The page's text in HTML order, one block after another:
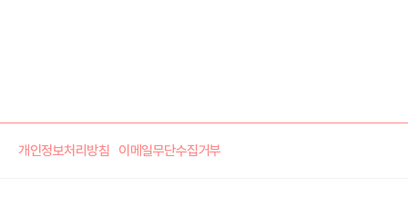
개인정보처리방침 이메일무단수집거부